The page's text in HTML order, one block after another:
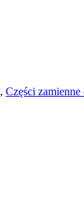
, Części